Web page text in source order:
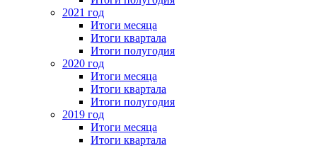
2021 год
Итоги месяца
Итоги квартала
Итоги полугодия
2020 год
Итоги месяца
Итоги квартала
Итоги полугодия
2019 год
Итоги месяца
Итоги квартала